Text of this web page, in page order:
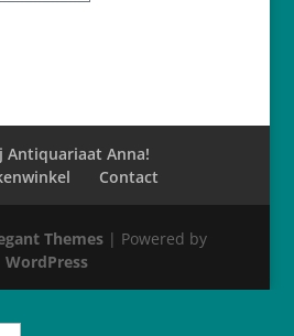
Antiquariaat Anna!
Contact
Themes| Powered by
WordPress